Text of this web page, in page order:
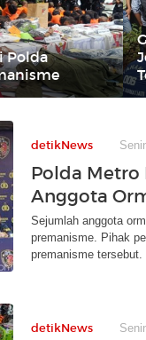
Polda
detikNews
Polda Metro
Anggota
Sejumlah anggota
premanisme. Pihak
premanisme tersebut.
detikNews